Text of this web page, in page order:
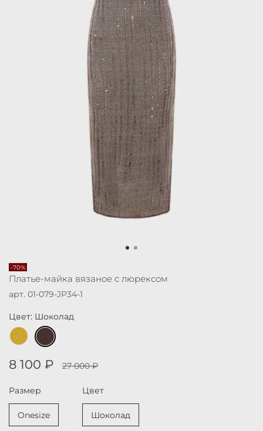
-70%
арт. 01-079-JP34-1
Платье-майка вязаное с люрексом
8 100 ₽ 27 000 ₽
Цвет: Шоколад
Размер
Onesize
Цвет
Шоколад